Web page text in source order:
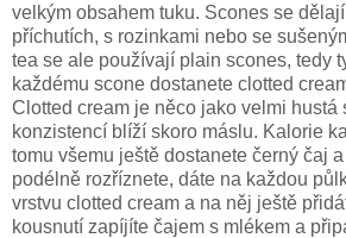
velkým obsahem tuku. Scones se
příchutích, s rozinkami nebo se
tea se ale používají plain scones, tedy
každému scone dostanete clotted
Clotted cream je něco jako velmi hustá
konzistencí blíží skoro máslu. Kalorie
tomu všemu ještě dostanete černý čaj
podélně rozříznete, dáte na každou
vrstvu clotted cream a na něj ještě
kousnutí zapíjíte čajem s mlékem a